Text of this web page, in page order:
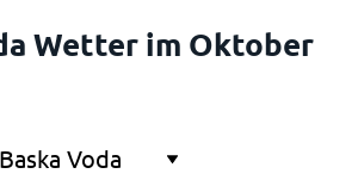
Wetter im Oktober